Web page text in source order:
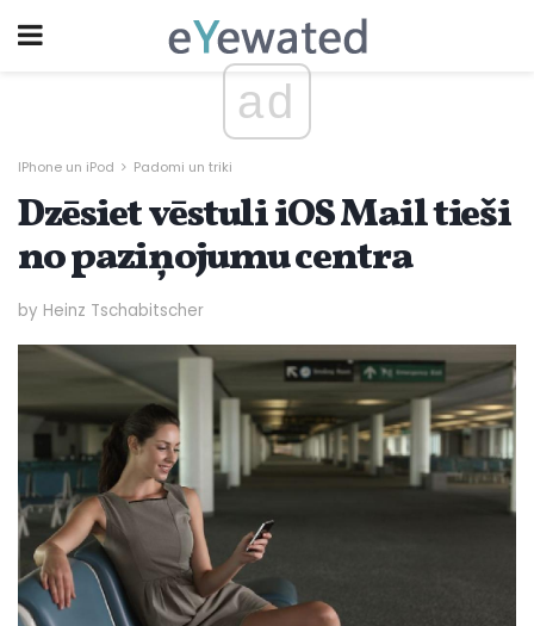
ad
IPhone un iPod Padomi un triki
Dzēsiet vēstuli iOS Mail tieši
no paziņojumu centra
by Heinz Tschabitscher